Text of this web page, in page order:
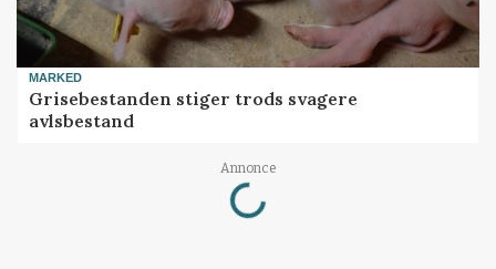
MARKED
Grisebestanden stiger trods svagere
avlsbestand
Annonce
Loading...